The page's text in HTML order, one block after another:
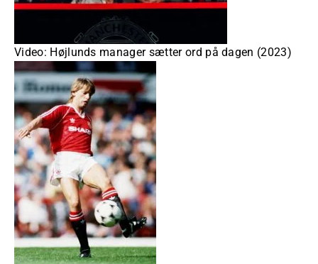
Video: Højlunds manager sætter ord på dagen (2023)